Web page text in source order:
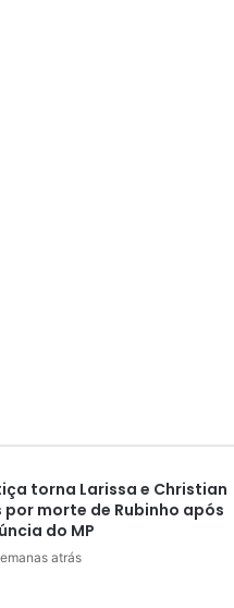
torna Larissa e Christian
por morte de Rubinho após
do MP
atrás